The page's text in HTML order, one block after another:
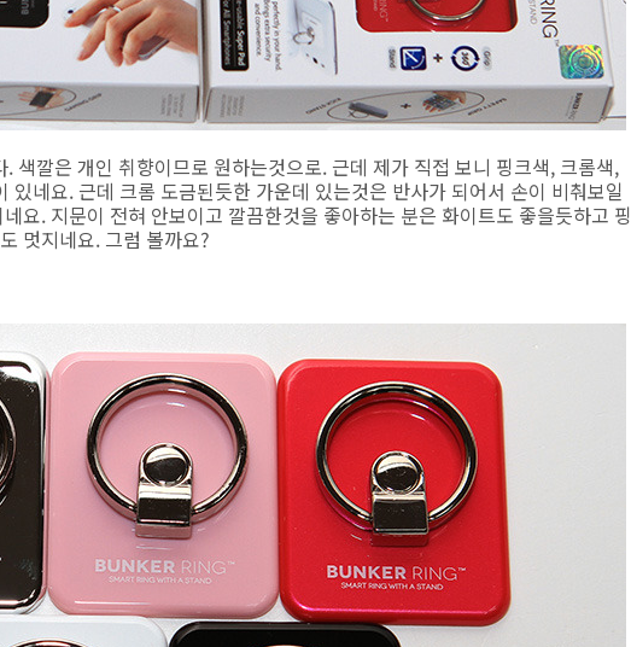
색깔은 개인 취향이므로 원하는것으로. 근데 제가 직접 보니 핑크색, 크롬색,
있네요. 근데 크롬 도금된듯한 가운데 있는것은 반사가 되어서 손이 비춰보일
요. 지문이 전혀 안보이고 깔끔한것을 좋아하는 분은 화이트도 좋을듯하고 핑
멋지네요. 그럼 볼까요?